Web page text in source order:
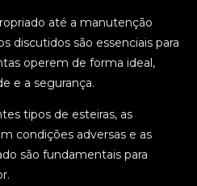
até a manutenção
discutidos são essenciais para
operem de forma ideal,
e a segurança.
tipos de esteiras, as
condições adversas e as
são fundamentais para